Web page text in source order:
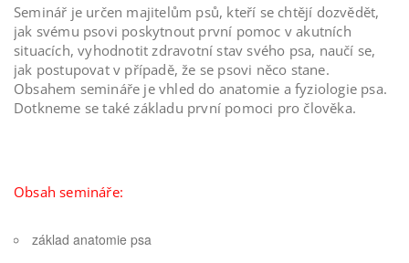
Seminář je určen majitelům psů, kteří se chtějí dozvědět,
jak svému psovi poskytnout první pomoc v akutních
situacích, vyhodnotit zdravotní stav svého psa, naučí se,
jak postupovat v případě, že se psovi něco stane.
Obsahem semináře je vhled do anatomie a fyziologie psa.
Dotkneme se také základu první pomoci pro člověka.
Obsah semináře:
základ anatomie psa